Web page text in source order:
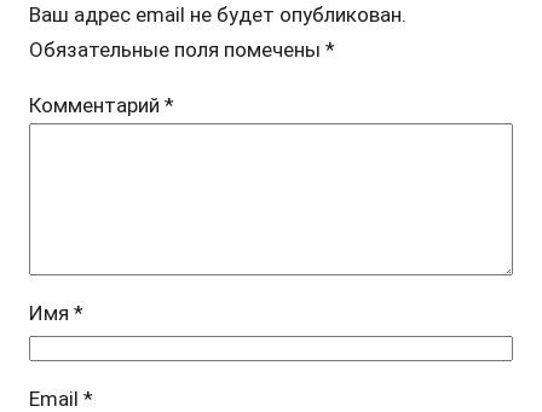
Ваш адрес email не будет опубликован.
Обязательные поля помечены *
Комментарий *
Имя *
Email *